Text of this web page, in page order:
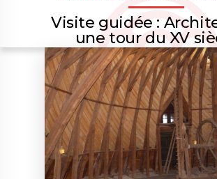
Visite guidée :
une tour du XV